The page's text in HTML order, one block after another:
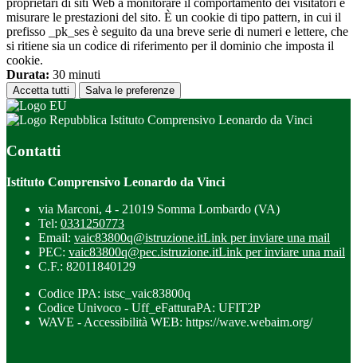
proprietari di siti Web a monitorare il comportamento dei visitatori e
misurare le prestazioni del sito. È un cookie di tipo pattern, in cui il
prefisso _pk_ses è seguito da una breve serie di numeri e lettere, che
si ritiene sia un codice di riferimento per il dominio che imposta il
cookie.
Durata: 30 minuti
Accetta tutti Salva le preferenze
Istituto Comprensivo Leonardo da Vinci
Contatti
Istituto Comprensivo Leonardo da Vinci
via Marconi, 4 - 21019 Somma Lombardo (VA)
Tel: 0331250773
Email: vaic83800q@istruzione.itLink per inviare una mail
PEC: vaic83800q@pec.istruzione.itLink per inviare una mail
C.F.: 82011840129
Codice IPA: istsc_vaic83800q
Codice Univoco - Uff_eFatturaPA: UFIT2P
WAVE - Accessibilità WEB: https://wave.webaim.org/